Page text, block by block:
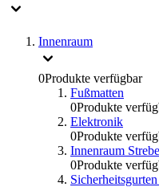
Innenraum
0Produkte verfügbar
Fußmatten
0Produkte
Elektronik
0Produkte
Innenraum
0Produkte